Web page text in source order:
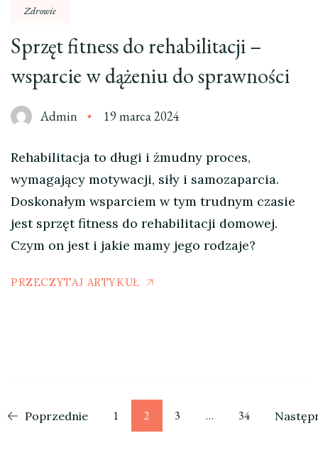
Zdrowie
Sprzęt fitness do rehabilitacji –
wsparcie w dążeniu do sprawności
Admin 19 marca 2024
Rehabilitacja to długi i żmudny proces,
wymagający motywacji, siły i samozaparcia.
Doskonałym wsparciem w tym trudnym czasie
jest sprzęt fitness do rehabilitacji domowej.
Czym on jest i jakie mamy jego rodzaje?
PRZECZYTAJ ARTYKUŁ
Stronicowanie
Poprzednie Strona
1 Strona
2 Strona
3 … Strona
34